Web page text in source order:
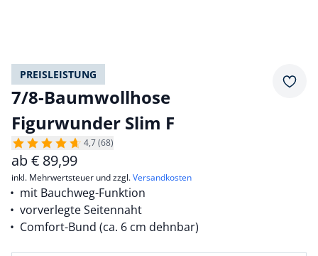
PREISLEISTUNG
7/8-Baumwollhose
Figurwunder Slim F
4,7 (68)
ab€ 89,99
inkl. Mehrwertsteuer und zzgl.Versandkosten
mit Bauchweg-Funktion
vorverlegte Seitennaht
Comfort-Bund (ca. 6 cm dehnbar)